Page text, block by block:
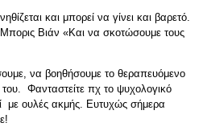
και μπορεί να γίνει και βαρετό.
Βιάν «Και να σκοτώσουμε τους
να βοηθήσουμε το θεραπευόμενο
Φανταστείτε πχ το ψυχολογικό
με ουλές ακμής. Ευτυχώς σήμερα